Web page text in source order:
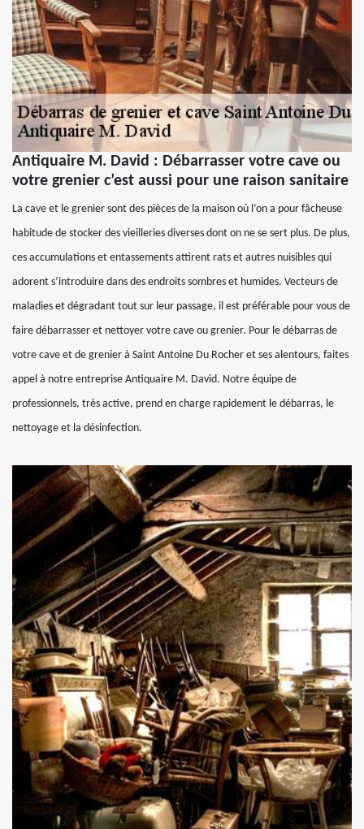
Antiquaire M. David : Débarrasser votre cave ou
votre grenier c’est aussi pour une raison sanitaire
La cave et le grenier sont des pièces de la maison où l’on a pour fâcheuse
habitude de stocker des vieilleries diverses dont on ne se sert plus. De plus,
ces accumulations et entassements attirent rats et autres nuisibles qui
adorent s’introduire dans des endroits sombres et humides. Vecteurs de
maladies et dégradant tout sur leur passage, il est préférable pour vous de
faire débarrasser et nettoyer votre cave ou grenier. Pour le débarras de
votre cave et de grenier à Saint Antoine Du Rocher et ses alentours, faites
appel à notre entreprise Antiquaire M. David. Notre équipe de
professionnels, très active, prend en charge rapidement le débarras, le
nettoyage et la désinfection.